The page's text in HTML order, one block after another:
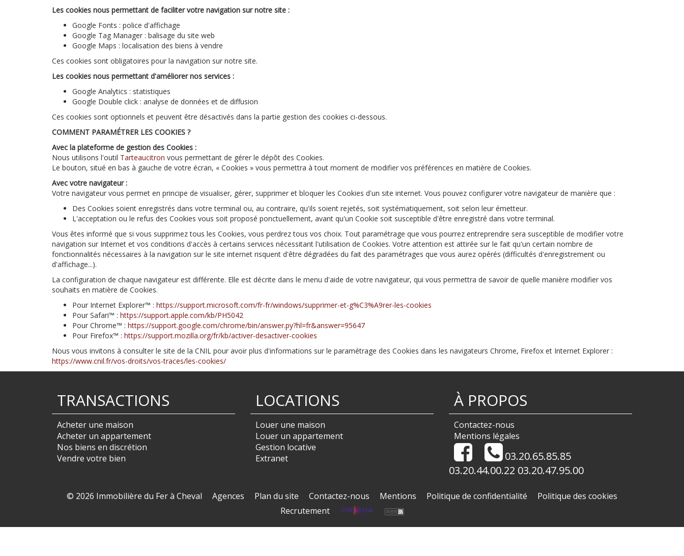
Les cookies nous permettant de faciliter votre navigation sur notre site :
Google Fonts : police d'affichage
Google Tag Manager : balisage du site web
Google Maps : localisation des biens à vendre
Ces cookies sont obligatoires pour la navigation sur notre site.
Les cookies nous permettant d'améliorer nos services :
Google Analytics : statistiques
Google Double click : analyse de données et de diffusion
Ces cookies sont optionnels et peuvent être désactivés dans la partie gestion des cookies ci-dessous.
COMMENT PARAMÉTRER LES COOKIES ?
Avec la plateforme de gestion des Cookies :
Nous utilisons l'outil Tarteaucitron vous permettant de gérer le dépôt des Cookies.
Le bouton, situé en bas à gauche de votre écran, « Cookies » vous permettra à tout moment de modifier vos préférences en matière de Cookies.
Avec votre navigateur :
Votre navigateur vous permet en principe de visualiser, gérer, supprimer et bloquer les Cookies d'un site internet. Vous pouvez configurer votre navigateur de manière que :
Des Cookies soient enregistrés dans votre terminal ou, au contraire, qu'ils soient rejetés, soit systématiquement, soit selon leur émetteur.
L'acceptation ou le refus des Cookies vous soit proposé ponctuellement, avant qu'un Cookie soit susceptible d'être enregistré dans votre terminal.
Vous êtes informé que si vous supprimez tous les Cookies, vous perdrez tous vos choix. Tout paramétrage que vous pourrez entreprendre sera susceptible de modifier votre
navigation sur Internet et vos conditions d'accès à certains services nécessitant l'utilisation de Cookies. Votre attention est attirée sur le fait qu'un certain nombre de
fonctionnalités nécessaires à la navigation sur le site internet risquent d'être dégradées du fait des paramétrages que vous aurez opérés (difficultés d'enregistrement ou
d'affichage...).
La configuration de chaque navigateur est différente. Elle est décrite dans le menu d'aide de votre navigateur, qui vous permettra de savoir de quelle manière modifier vos
souhaits en matière de Cookies.
Pour Internet Explorer™ : https://support.microsoft.com/fr-fr/windows/supprimer-et-g%C3%A9rer-les-cookies
Pour Safari™ : https://support.apple.com/kb/PH5042
Pour Chrome™ : https://support.google.com/chrome/bin/answer.py?hl=fr&answer=95647
Pour Firefox™ : https://support.mozilla.org/fr/kb/activer-desactiver-cookies
Nous vous invitons à consulter le site de la CNIL pour avoir plus d'informations sur le paramétrage des Cookies dans les navigateurs Chrome, Firefox et Internet Explorer :
https://www.cnil.fr/vos-droits/vos-traces/les-cookies/
TRANSACTIONS
Acheter une maison
Acheter un appartement
Nos biens en discrétion
Vendre votre bien
LOCATIONS
Louer une maison
Louer un appartement
Gestion locative
Extranet
À PROPOS
Contactez-nous
Mentions légales
03.20.65.85.85
03.20.44.00.22 03.20.47.95.00
© 2026 Immobilière du Fer à Cheval Agences Plan du site Contactez-nous Mentions Politique de confidentialité
Politique des cookies
Recrutement